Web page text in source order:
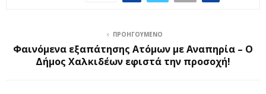
ΠΡΟΗΓΟΎΜΕΝΟ
Φαινόμενα εξαπάτησης Ατόμων με Αναπηρία – O
Δήμος Χαλκιδέων εφιστά την προσοχή!